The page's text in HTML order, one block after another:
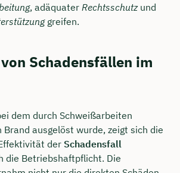
, adäquater Rechtsschutzund
greifen.
Schadensfällen im
dem durch Schweißarbeiten
ausgelöst wurde, zeigt sich die
der Schadensfall
die Betriebshaftpflicht. Die